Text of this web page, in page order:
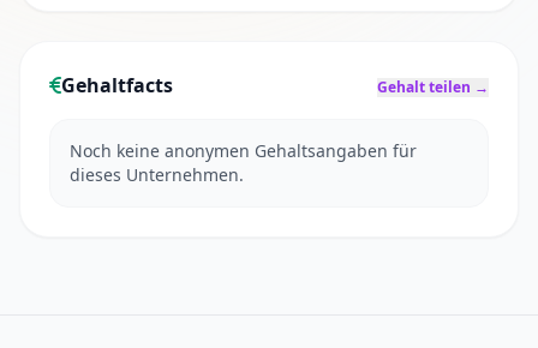
Gehaltfacts Gehalt teilen →
Noch keine anonymen Gehaltsangaben für
dieses Unternehmen.